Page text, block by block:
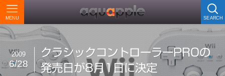
SEARCH
MENU
クラシックコントローラーPROの
発売日が8月1日に決定
2009
6/28